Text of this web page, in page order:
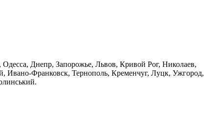
Днепр, Запорожье, Львов, Кривой Рог, Николаев,
Франковск, Тернополь, Кременчуг, Луцк, Ужгород,